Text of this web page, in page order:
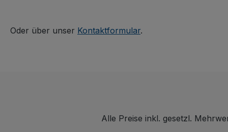
Oder über unser Kontaktformular.
Alle Preise inkl. gesetzl.